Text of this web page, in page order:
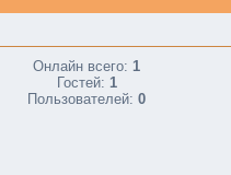
Онлайн всего: 1
Гостей: 1
Пользователей: 0